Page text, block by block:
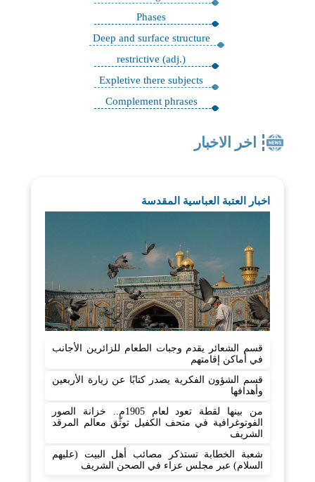
Phases
Deep and surface structure
restrictive (adj.)
Expletive there subjects
Complement phrases
اخر الاخبار
اخبار العتبة العباسية المقدسة
قسم الشعائر يقدم وجبات الطعام للزائرين الأجانب
في أماكن إقامتهم
قسم الشؤون الفكرية يصدر كتابًا عن زيارة الأربعين
وأهدافها
من بينها لقطة تعود لعام 1905م.. خزانة الصور
الفوتوغرافية في متحف الكفيل توثّق معالم المرقد
الشريف
شعبة الخطابة تستذكر مصائب أهل البيت (عليهم
السلام) عبر مجلس عزاء في الصحن الشريف